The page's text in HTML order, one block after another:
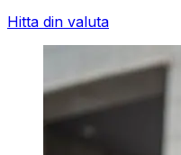
Hitta din valuta